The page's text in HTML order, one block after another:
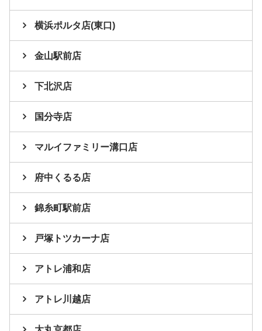
横浜ポルタ店(東口)
金山駅前店
下北沢店
国分寺店
マルイファミリー溝口店
府中くるる店
錦糸町駅前店
戸塚トツカーナ店
アトレ浦和店
アトレ川越店